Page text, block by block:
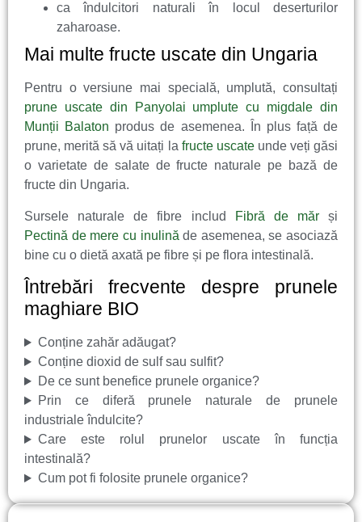
ca îndulcitori naturali în locul deserturilor
zaharoase.
Mai multe fructe uscate din Ungaria
Pentru o versiune mai specială, umplută, consultați
prune uscate din Panyolai umplute cu migdale din
Munții Balaton produs de asemenea. În plus față de
prune, merită să vă uitați la fructe uscateunde veți găsi
o varietate de salate de fructe naturale pe bază de
fructe din Ungaria.
Sursele naturale de fibre includ Fibră de mărși
Pectină de mere cu inulină de asemenea, se asociază
bine cu o dietă axată pe fibre și pe flora intestinală.
Întrebări frecvente despre prunele
maghiare BIO
Conține zahăr adăugat?
Conține dioxid de sulf sau sulfit?
De ce sunt benefice prunele organice?
Prin ce diferă prunele naturale de prunele
industriale îndulcite?
Care este rolul prunelor uscate în funcția
intestinală?
Cum pot fi folosite prunele organice?